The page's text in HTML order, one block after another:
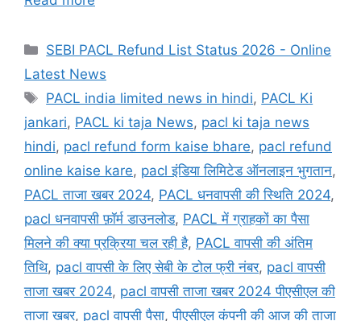
Categories
SEBI PACL Refund List Status 2026 - Online
Latest News
Tags
PACL india limited news in hindi, PACL Ki
jankari, PACL ki taja News, pacl ki taja news
hindi, pacl refund form kaise bhare, pacl refund
online kaise kare, pacl इंडिया लिमिटेड ऑनलाइन भुगतान,
PACL ताजा खबर 2024, PACL धनवापसी की स्थिति 2024,
pacl धनवापसी फ़ॉर्म डाउनलोड, PACL में ग्राहकों का पैसा
मिलने की क्या प्रक्रिया चल रही है, PACL वापसी की अंतिम
तिथि, pacl वापसी के लिए सेबी के टोल फ्री नंबर, pacl वापसी
ताजा खबर 2024, pacl वापसी ताजा खबर 2024 पीएसीएल की
ताजा खबर, pacl वापसी पैसा,पीएसीएल कंपनी की आज की ताजा